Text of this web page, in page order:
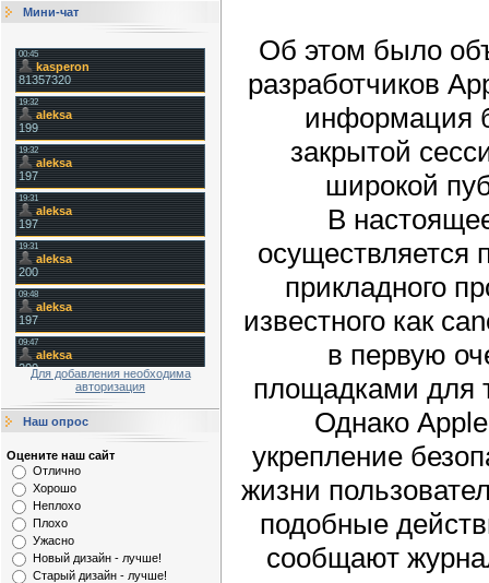
Мини-чат
Для добавления необходима
авторизация
Наш опрос
Оцените наш сайт
Отлично
Хорошо
Неплохо
Плохо
Ужасно
Новый дизайн - лучше!
Старый дизайн - лучше!
Об этом было
разработчиков
информация
закрытой
широкой
В
осуществляется
прикладного
известного как
в первую
площадками для
Однако
укрепление
жизни
подобные
сообщают